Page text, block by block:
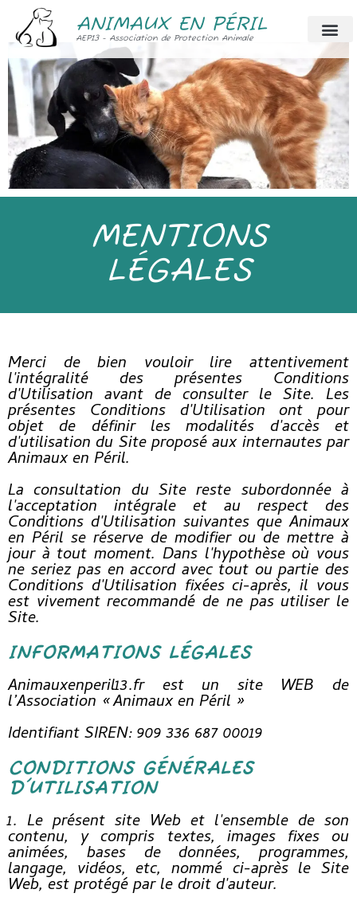
ANIMAUX EN PÉRIL
AEP13 - Association de Protection Animale
MENTIONS
LÉGALES
Merci de bien vouloir lire attentivement
l'intégralité des présentes Conditions
d'Utilisation avant de consulter le Site. Les
présentes Conditions d'Utilisation ont pour
objet de définir les modalités d'accès et
d'utilisation du Site proposé aux internautes par
Animaux en Péril.
La consultation du Site reste subordonnée à
l'acceptation intégrale et au respect des
Conditions d'Utilisation suivantes que Animaux
en Péril se réserve de modifier ou de mettre à
jour à tout moment. Dans l'hypothèse où vous
ne seriez pas en accord avec tout ou partie des
Conditions d'Utilisation fixées ci-après, il vous
est vivement recommandé de ne pas utiliser le
Site.
INFORMATIONS LÉGALES
Animauxenperil13.fr est un site WEB de
l’Association « Animaux en Péril »
Identifiant SIREN: 909 336 687 00019
CONDITIONS GÉNÉRALES
D'UTILISATION
1. Le présent site Web et l'ensemble de son
contenu, y compris textes, images fixes ou
animées, bases de données, programmes,
langage, vidéos, etc, nommé ci-après le Site
Web, est protégé par le droit d'auteur.